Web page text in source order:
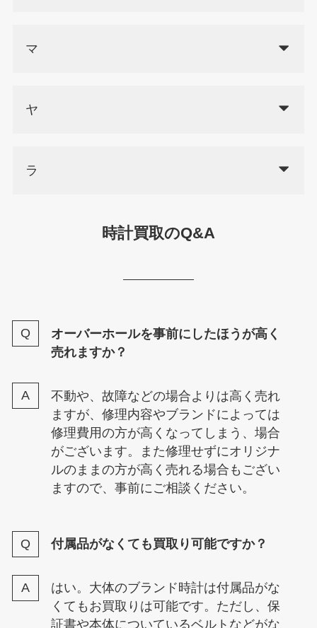
マ
ヤ
ラ
時計買取のQ&A
オーバーホールを事前にしたほうが高く
売れますか？
不動や、故障などの場合よりは高く売れ
ますが、修理内容やブランドによっては
修理費用の方が高くなってしまう、場合
がございます。また修理せずにオリジナ
ルのままの方が高く売れる場合もござい
ますので、事前にご相談ください。
付属品がなくても買取り可能ですか？
はい。大体のブランド時計は付属品がな
くてもお買取りは可能です。ただし、保
証書や本体についているベルトなどがな